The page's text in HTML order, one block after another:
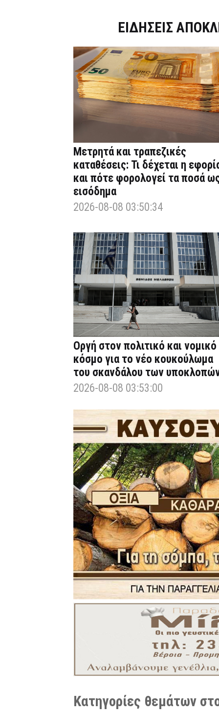
ΕΙΔΗΣΕΙΣ
Μετρητά και τραπεζικές
καταθέσεις: Τι δέχεται η
και πότε φορολογεί τα ποσά
εισόδημα
2026-08-08 03:50:34
Οργή στον πολιτικό και νομικό
κόσμο για το νέο κουκούλωμα
του σκανδάλου των
2026-08-08 03:53:00
Κατηγορίες θεμάτων